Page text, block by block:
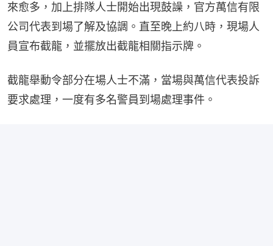
來愈多，加上排隊人士開始出現鼓譟，官方萬信有限
公司代表到場了解及協調。直至晚上約八時，現場人
員宣布截龍，並擺放出截龍相關指示牌。
截龍舉動令部分在場人士不滿，當場與萬信代表投訴
要求處理，一度有多名警員到場處理事件。